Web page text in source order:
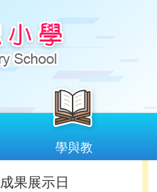
學與教
成果展示日